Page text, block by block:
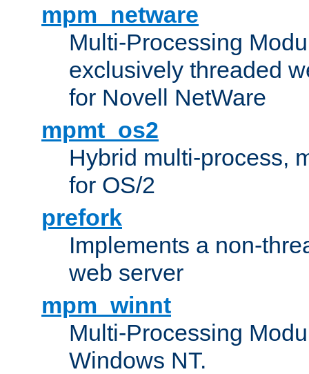
mpm_netware
Multi-Processing
exclusively threaded
for Novell NetWare
mpmt_os2
Hybrid multi-process,
for OS/2
prefork
Implements a non-
web server
mpm_winnt
Multi-Processing
Windows NT.